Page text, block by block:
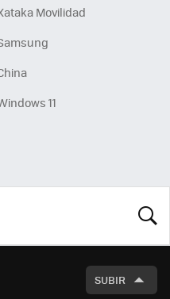
Movilidad
11
SUBIR